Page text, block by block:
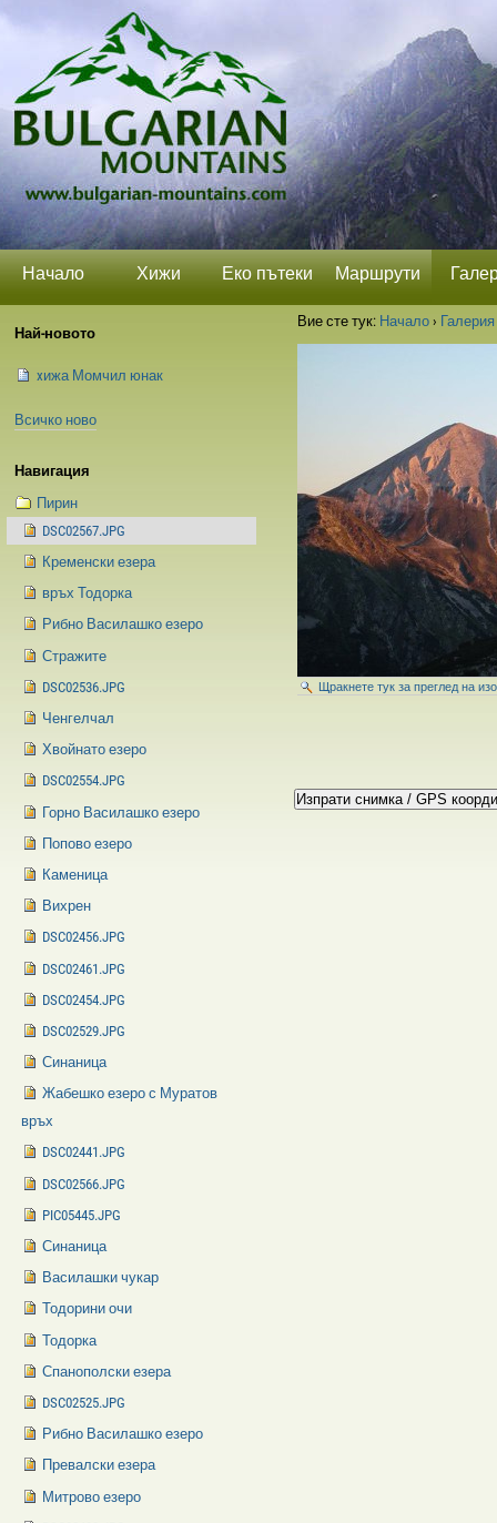
Начало Хижи Еко пътеки Маршрути
Вие сте тук: Начало › Галерия
Щракнете тук за преглед на
Най-новото
xижа Момчил юнак
Всичко ново
Навигация
Пирин
DSC02567.JPG
Кременски езера
връх Тодорка
Рибно Василашко езеро
Стражите
DSC02536.JPG
Ченгелчал
Хвойнато езеро
DSC02554.JPG
Горно Василашко езеро
Попово езеро
Каменица
Вихрен
DSC02456.JPG
DSC02461.JPG
DSC02454.JPG
DSC02529.JPG
Синаница
Жабешко езеро с Муратов
връх
DSC02441.JPG
DSC02566.JPG
PIC05445.JPG
Синаница
Василашки чукар
Тодорини очи
Тодорка
Спанополски езера
DSC02525.JPG
Рибно Василашко езеро
Превалски езера
Митрово езеро